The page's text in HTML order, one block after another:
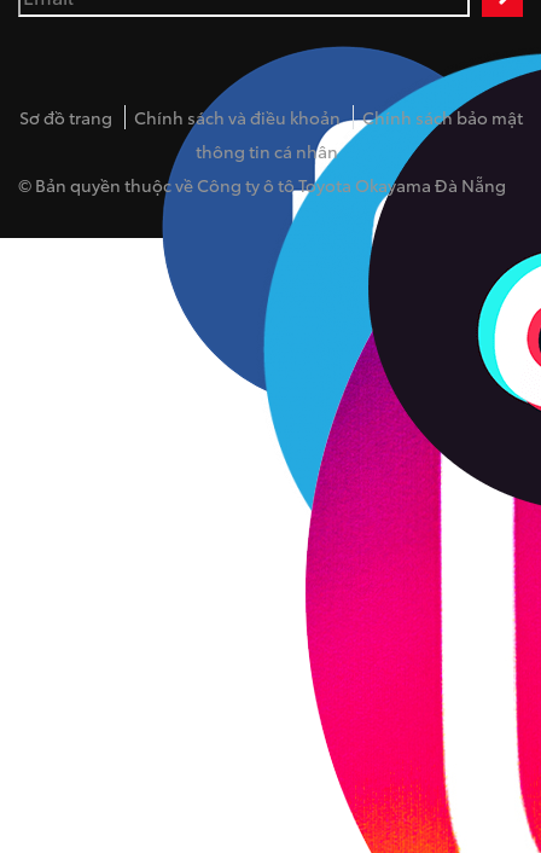
Sơ đồ trang Chính sách và điều khoản
Chính sách bảo mật
thông tin cá nhân
© Bản quyền thuộc về Công ty ô tô Toyota Okayama Đà Nẵng